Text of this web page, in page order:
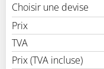
Choisir une devise
Prix
TVA
Prix (TVA incluse)